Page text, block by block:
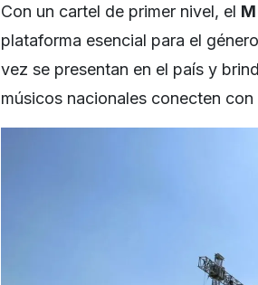
Con un cartel de primer nivel, el
plataforma esencial para el
vez se presentan en el país y
músicos nacionales conecten con